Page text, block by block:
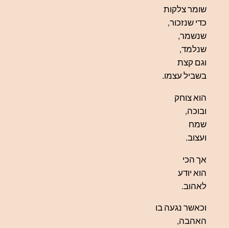
שומר צלקות
כדי שנזכור,
שנשמר,
שנלמד,
וגם קצת
בשביל עצמו.
הוא צוחק
ובוכה,
שמח
ועצוב.
אך הכי
הוא יודע
לאהוב.
וכאשר נגעה בו
האהבה,